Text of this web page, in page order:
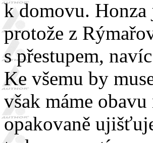
k domovu. Honza
protože z
s přestupem,
Ke všemu by
však máme
opakovaně